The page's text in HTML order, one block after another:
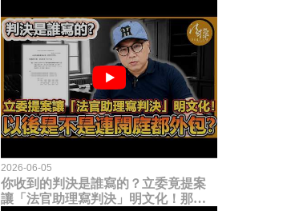
2026-06-05
你收到的判決是誰寫的？立委竟提案
讓「法官助理寫判決」明文化！那以